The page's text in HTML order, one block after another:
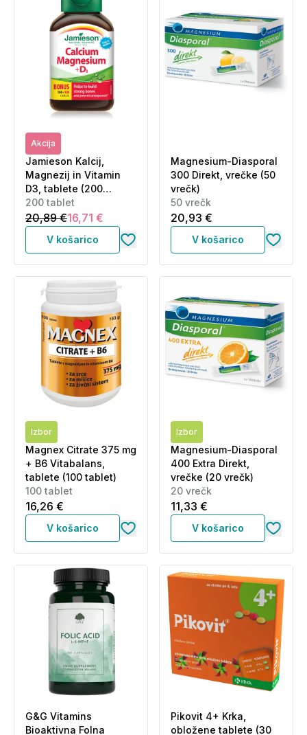
Akcija
Jamieson Kalcij,
Magnezij in Vitamin
D3, tablete (200
tablet)
200 tablet
20,89 €16,71 €
V košarico
Magnesium-Diasporal
300 Direkt, vrečke (50
vrečk)
50 vrečk
20,93 €
V košarico
Izbor
Magnex Citrate 375 mg
+ B6 Vitabalans,
tablete (100 tablet)
100 tablet
16,26 €
V košarico
Izbor
Magnesium-Diasporal
400 Extra Direkt,
vrečke (20 vrečk)
20 vrečk
11,33 €
V košarico
G&G Vitamins
Bioaktivna Folna
Pikovit 4+ Krka,
obložene tablete (30